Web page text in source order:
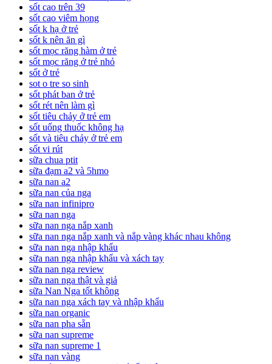
sốt cao trên 39
sốt cao viêm họng
sốt k hạ ở trẻ
sốt k nên ăn gì
sốt mọc răng hàm ở trẻ
sốt mọc răng ở trẻ nhỏ
sốt ở trẻ
sot o tre so sinh
sốt phát ban ở trẻ
sốt rét nên làm gì
sốt tiêu chảy ở trẻ em
sốt uống thuốc không hạ
sốt và tiêu chảy ở trẻ em
sốt vi rút
sữa chua ptit
sữa đạm a2 và 5hmo
sữa nan a2
sữa nan của nga
sữa nan infinipro
sữa nan nga
sữa nan nga nắp xanh
sữa nan nga nắp xanh và nắp vàng khác nhau không
sữa nan nga nhập khẩu
sữa nan nga nhập khẩu và xách tay
sữa nan nga review
sữa nan nga thật và giả
sữa Nan Nga tốt không
sữa nan nga xách tay và nhập khẩu
sữa nan organic
sữa nan pha sẵn
sữa nan supreme
sữa nan supreme 1
sữa nan vàng